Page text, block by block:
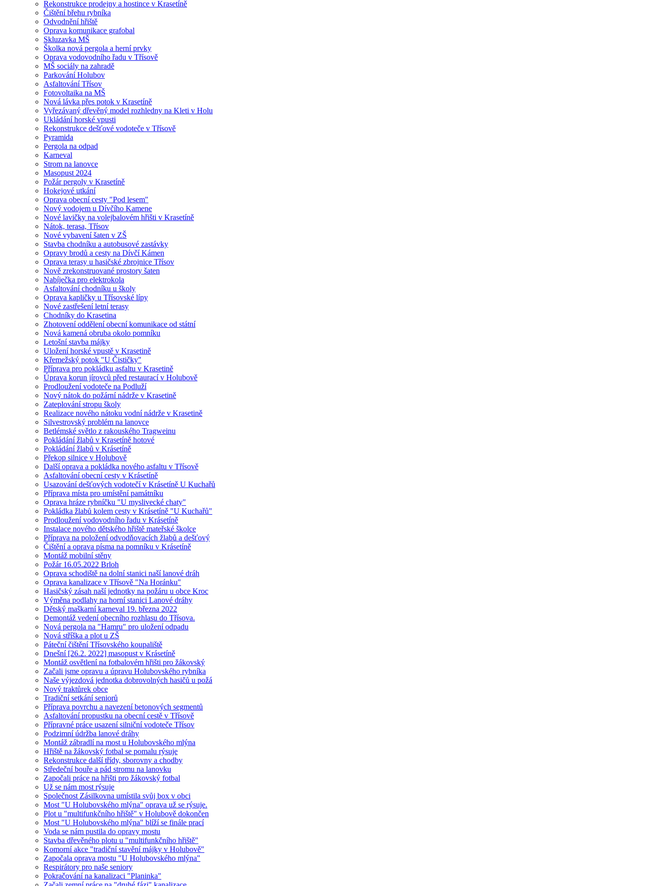
Rekonstrukce prodejny a hostince v Krasetíně
Čištění břehu rybníka
Odvodnění hřiště
Oprava komunikace grafobal
Skluzavka MŠ
Školka nová pergola a herní prvky
Oprava vodovodního řadu v Třísově
MŠ sociály na zahradě
Parkování Holubov
Asfaltování Třísov
Fotovoltaika na MŠ
Nová lávka přes potok v Krasetíně
Vyřezávaný dřevěný model rozhledny na Kleti v Holu
Ukládání horské vpusti
Rekonstrukce dešťové vodoteče v Třísově
Pyramida
Pergola na odpad
Karneval
Strom na lanovce
Masopust 2024
Požár pergoly v Krasetíně
Hokejové utkání
Oprava obecní cesty "Pod lesem"
Nový vodojem u Dívčího Kamene
Nové lavičky na volejbalovém hřišti v Krasetíně
Nátok, terasa, Třísov
Nové vybavení šaten v ZŠ
Stavba chodníku a autobusové zastávky
Opravy brodů a cesty na Dívčí Kámen
Oprava terasy u hasičské zbrojnice Třísov
Nově zrekonstruované prostory šaten
Nabíječka pro elektrokola
Asfaltování chodníku u školy
Oprava kapličky u Třísovské lípy
Nové zastřešení letní terasy
Chodníky do Krasetina
Zhotovení oddělení obecní komunikace od státní
Nová kamená obruba okolo pomníku
Letošní stavba májky
Uložení horské vpustě v Krasetině
Křemežský potok "U Čističky"
Příprava pro pokládku asfaltu v Krasetině
Úprava korun jírovců před restaurací v Holubově
Prodloužení vodoteče na Podluží
Nový nátok do požární nádrže v Krasetině
Zateplování stropu školy
Realizace nového nátoku vodní nádrže v Krasetině
Silvestrovský problém na lanovce
Betlémské světlo z rakouského Tragweinu
Pokládání žlabů v Krasetíně hotové
Pokládání žlabů v Krásetíně
Překop silnice v Holubově
Další oprava a pokládka nového asfaltu v Třísově
Asfaltování obecní cesty v Krásetíně
Usazování dešťových vodotečí v Krásetíně U Kuchařů
Příprava místa pro umístění památníku
Oprava hráze rybníčku "U myslivecké chaty"
Pokládka žlabů kolem cesty v Krásetíně "U Kuchařů"
Prodloužení vodovodního řadu v Krásetíně
Instalace nového dětského hřiště mateřské školce
Příprava na položení odvodňovacích žlabů a dešťový
Čištění a oprava písma na pomníku v Krásetíně
Montáž mobilní stěny
Požár 16.05.2022 Brloh
Oprava schodiště na dolní stanici naší lanové dráh
Oprava kanalizace v Třísově "Na Horánku"
Hasičský zásah naší jednotky na požáru u obce Kroc
Výměna podlahy na horní stanici Lanové dráhy
Dětský maškarní karneval 19. března 2022
Demontáž vedení obecního rozhlasu do Třísova.
Nová pergola na "Hamru" pro uložení odpadu
Nová stříška a plot u ZŠ
Páteční čištění Třísovského koupaliště
Dnešní [26.2. 2022] masopust v Krásetíně
Montáž osvětlení na fotbalovém hřišti pro žákovský
Začali jsme opravu a úpravu Holubovského rybníka
Naše výjezdová jednotka dobrovolných hasičů u požá
Nový traktůrek obce
Tradiční setkání seniorů
Příprava povrchu a navezení betonových segmentů
Asfaltování propustku na obecní cestě v Třísově
Přípravné práce usazení silniční vodoteče Třísov
Podzimní údržba lanové dráhy
Montáž zábradlí na most u Holubovského mlýna
Hřiště na žákovský fotbal se pomalu rýsuje
Rekonstrukce další třídy, sborovny a chodby
Středeční bouře a pád stromu na lanovku
Započali práce na hřišti pro žákovský fotbal
Už se nám most rýsuje
Společnost Zásilkovna umístila svůj box v obci
Most "U Holubovského mlýna" oprava už se rýsuje.
Plot u "multifunkčního hřiště" v Holubově dokončen
Most "U Holubovského mlýna" blíží se finále prací
Voda se nám pustila do opravy mostu
Stavba dřevěného plotu u "multifunkčního hřiště"
Komorní akce "tradiční stavění májky v Holubově"
Započala oprava mostu "U Holubovského mlýna"
Respirátory pro naše seniory
Pokračování na kanalizaci "Planinka"